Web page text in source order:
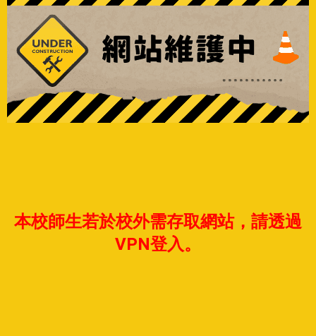
本校師生若於校外需存取網站，請透過
VPN登入。